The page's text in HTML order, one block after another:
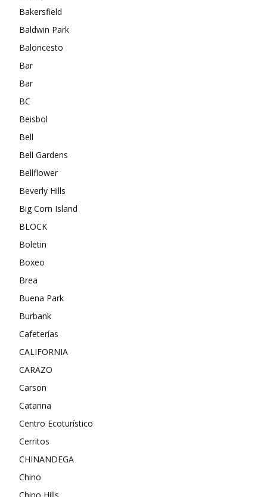
Bakersfield
Baldwin Park
Baloncesto
Bar
Bar
BC
Beisbol
Bell
Bell Gardens
Bellflower
Beverly Hills
Big Corn Island
BLOCK
Boletin
Boxeo
Brea
Buena Park
Burbank
Cafeterías
CALIFORNIA
CARAZO
Carson
Catarina
Centro Ecoturístico
Cerritos
CHINANDEGA
Chino
Chino Hills